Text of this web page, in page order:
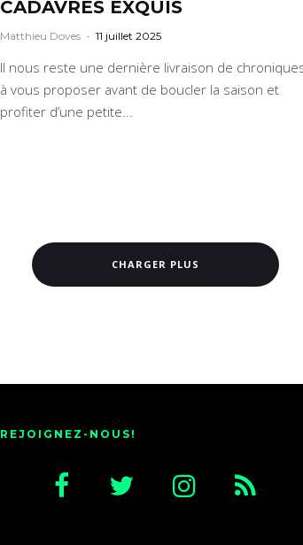
CADAVRES EXQUIS
Matthieu Doves · 11 juillet 2025
Il nous reste une dernière livraison de
à vous proposer avant de boucler la saison et
profiter d’une petite...
CHARGER PLUS
REJOIGNEZ-NOUS!